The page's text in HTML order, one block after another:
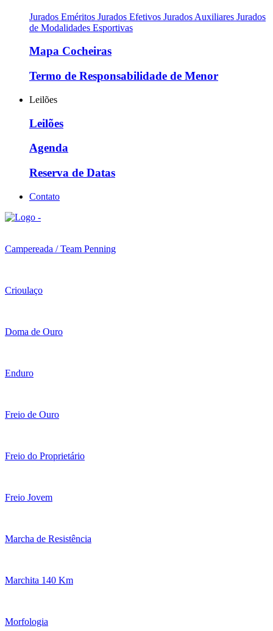
Jurados Eméritos Jurados Efetivos Jurados Auxiliares Jurados
de Modalidades Esportivas
Mapa Cocheiras
Termo de Responsabilidade de Menor
Leilões
Leilões
Agenda
Reserva de Datas
Contato
Campereada / Team Penning
Crioulaço
Doma de Ouro
Enduro
Freio de Ouro
Freio do Proprietário
Freio Jovem
Marcha de Resistência
Marchita 140 Km
Morfologia